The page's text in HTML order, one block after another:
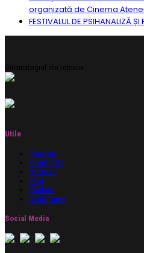
organizată de Cinema
FESTIVALUL DE PSIHANALIZĂ ȘI
Cinematograf din rețeaua
Utile
Program
Evenimente
Parteneri
Blog
Contact
Contul meu
Social Media